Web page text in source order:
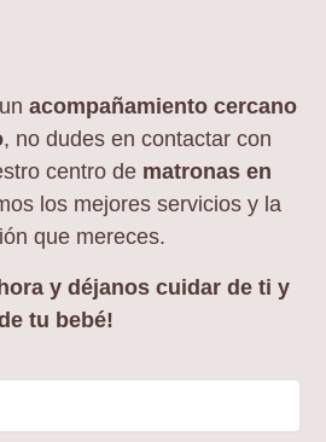
acompañamiento cercano
, no dudes en contactar con
centro de matronas en
los mejores servicios y la
que mereces.
y déjanos cuidar de ti y
tu bebé!